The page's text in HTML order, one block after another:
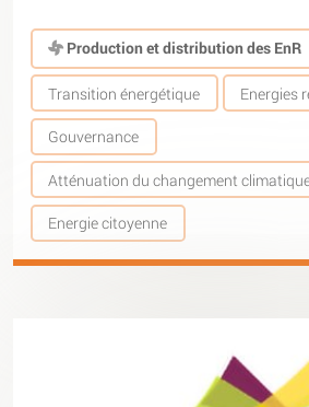
Production et distribution des EnR
Transition énergétique Energies
Gouvernance
Atténuation du changement
Energie citoyenne